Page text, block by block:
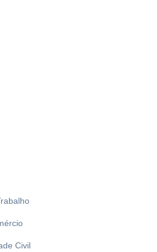
Civil